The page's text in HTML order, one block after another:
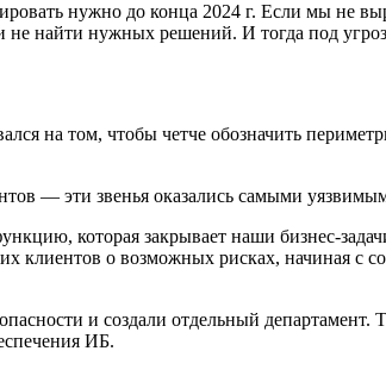
нужно до конца 2024 г. Если мы не
не найти нужных решений. И тогда под
на том, чтобы четче обозначить
— эти звенья оказались самыми
которая закрывает наши бизнес-
о возможных рисках, начиная с
и создали отдельный
ИБ.